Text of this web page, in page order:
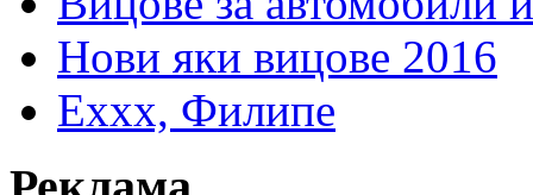
Нови яки вицове 2016
Еххх, Филипе